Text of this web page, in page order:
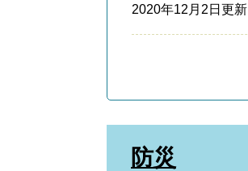
2020年12月2日更新
防災